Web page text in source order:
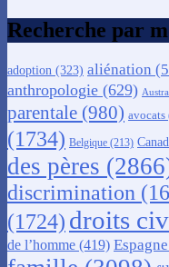
Recherche par
adoption (323) aliénation
anthropologie (629)
parentale (980) avocats
(1734) Belgique (213)
des pères
discrimination
(1724) droits
de l’homme (419) Espagne